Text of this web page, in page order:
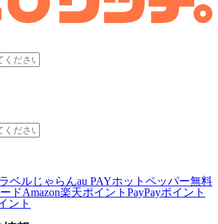
ベルじゃらんau PAYホットペッパー無料
ドAmazon楽天ポイント PayPayポイント
ント